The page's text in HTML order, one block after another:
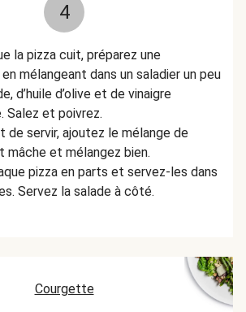
4
la pizza cuit, préparez une
mélangeant dans un saladier un peu
d’huile d’olive et de vinaigre
Salez et poivrez.
de servir, ajoutez le mélange de
et mélangez bien.
pizza en parts et servez-les dans
Servez la salade à côté.
Courgette